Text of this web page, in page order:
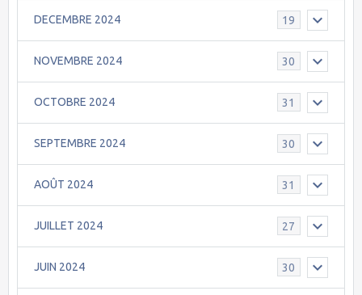
DECEMBRE 2024 19
NOVEMBRE 2024 30
OCTOBRE 2024 31
SEPTEMBRE 2024 30
AOÛT 2024 31
JUILLET 2024 27
JUIN 2024 30